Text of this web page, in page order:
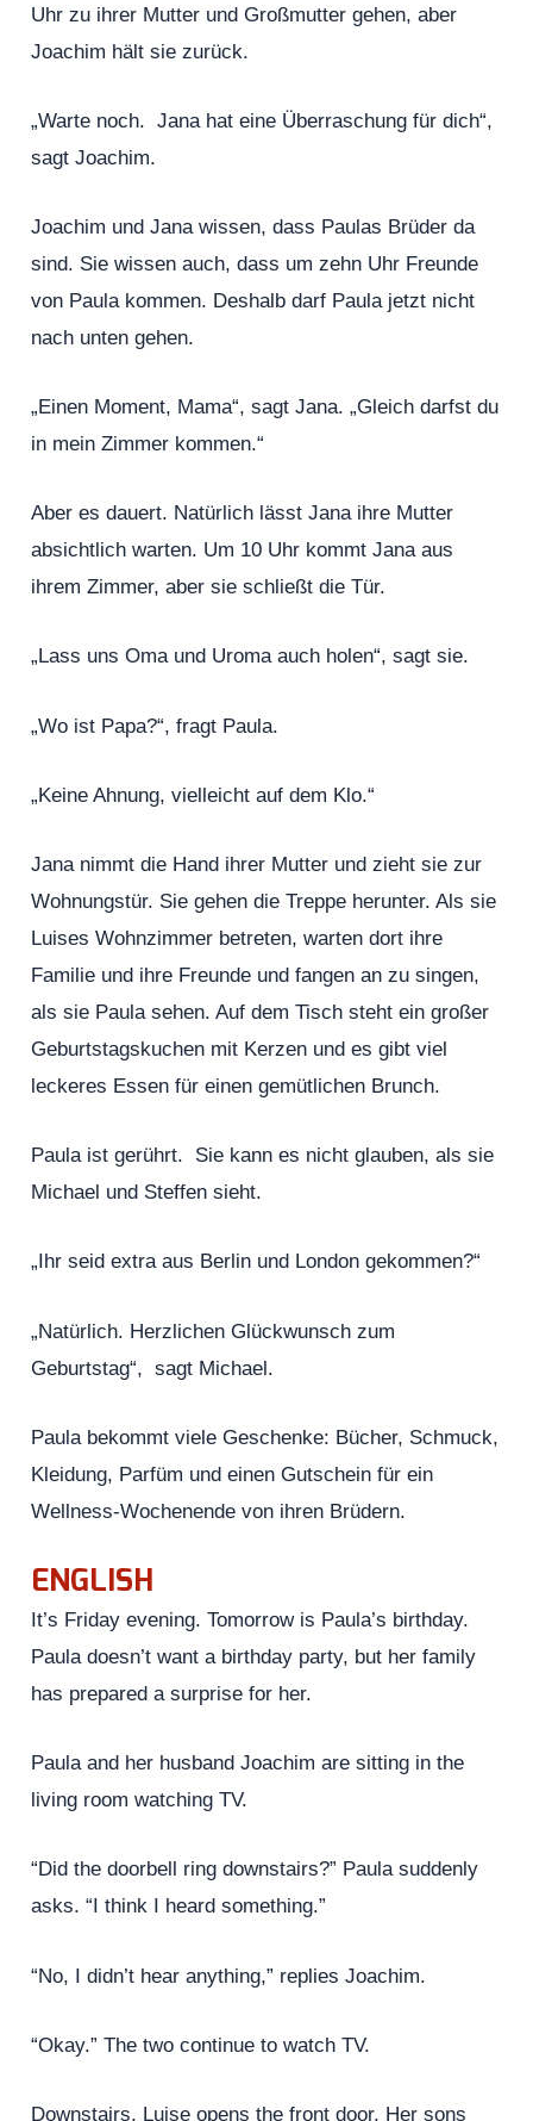
Uhr zu ihrer Mutter und Großmutter gehen, aber
Joachim hält sie zurück.
„Warte noch. Jana hat eine Überraschung für dich“,
sagt Joachim.
Joachim und Jana wissen, dass Paulas Brüder da
sind. Sie wissen auch, dass um zehn Uhr Freunde
von Paula kommen. Deshalb darf Paula jetzt nicht
nach unten gehen.
„Einen Moment, Mama“, sagt Jana. „Gleich darfst du
in mein Zimmer kommen.“
Aber es dauert. Natürlich lässt Jana ihre Mutter
absichtlich warten. Um 10 Uhr kommt Jana aus
ihrem Zimmer, aber sie schließt die Tür.
„Lass uns Oma und Uroma auch holen“, sagt sie.
„Wo ist Papa?“, fragt Paula.
„Keine Ahnung, vielleicht auf dem Klo.“
Jana nimmt die Hand ihrer Mutter und zieht sie zur
Wohnungstür. Sie gehen die Treppe herunter. Als sie
Luises Wohnzimmer betreten, warten dort ihre
Familie und ihre Freunde und fangen an zu singen,
als sie Paula sehen. Auf dem Tisch steht ein großer
Geburtstagskuchen mit Kerzen und es gibt viel
leckeres Essen für einen gemütlichen Brunch.
Paula ist gerührt. Sie kann es nicht glauben, als sie
Michael und Steffen sieht.
„Ihr seid extra aus Berlin und London gekommen?“
„Natürlich. Herzlichen Glückwunsch zum
Geburtstag“, sagt Michael.
Paula bekommt viele Geschenke: Bücher, Schmuck,
Kleidung, Parfüm und einen Gutschein für ein
Wellness-Wochenende von ihren Brüdern.
ENGLISH
It’s Friday evening. Tomorrow is Paula’s birthday.
Paula doesn’t want a birthday party, but her family
has prepared a surprise for her.
Paula and her husband Joachim are sitting in the
living room watching TV.
“Did the doorbell ring downstairs?” Paula suddenly
asks. “I think I heard something.”
“No, I didn’t hear anything,” replies Joachim.
“Okay.” The two continue to watch TV.
Downstairs, Luise opens the front door. Her sons